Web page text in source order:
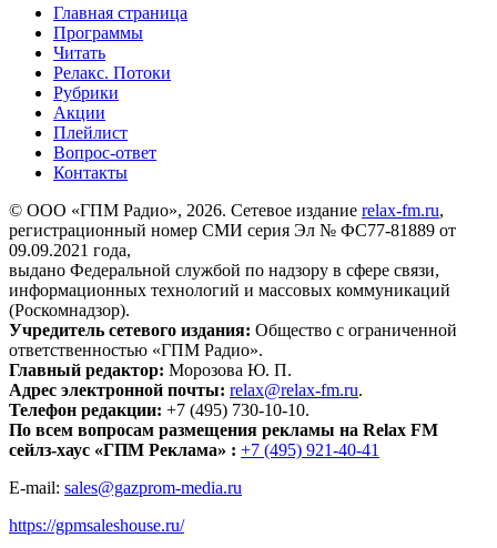
Главная страница
Программы
Читать
Релакс. Потоки
Рубрики
Акции
Плейлист
Вопрос-ответ
Контакты
© ООО «ГПМ Радио», 2026. Сетевое издание relax-fm.ru,
регистрационный номер СМИ серия Эл № ФС77-81889 от
09.09.2021 года,
выдано Федеральной службой по надзору в сфере связи,
информационных технологий и массовых коммуникаций
(Роскомнадзор).
Учредитель сетевого издания: Общество с ограниченной
ответственностью «ГПМ Радио».
Главный редактор: Морозова Ю. П.
Адрес электронной почты: relax@relax-fm.ru.
Телефон редакции: +7 (495) 730-10-10.
По всем вопросам размещения рекламы на Relax FM
сейлз-хаус «ГПМ Реклама» : +7 (495) 921-40-41
E-mail: sales@gazprom-media.ru
https://gpmsaleshouse.ru/